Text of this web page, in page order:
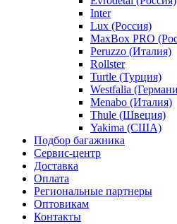
Inter
Lux (Россия)
MaxBox PRO
Peruzzo (Италия)
Rollster
Turtle (Турция)
Westfalia
Menabo (Италия)
Thule (Швеция)
Yakima (США)
Подбор багажника
Сервис-центр
Доставка
Оплата
Региональные партнеры
Оптовикам
Контакты